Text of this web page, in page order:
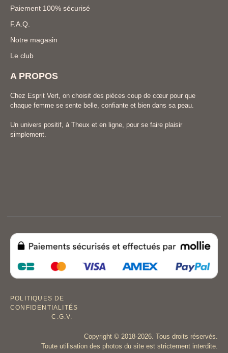
Paiement 100% sécurisé
F.A.Q.
Notre magasin
Le club
A PROPOS
Chez Esprit Vert, on choisit des pièces coup de cœur pour que
chaque femme se sente belle, confiante et bien dans sa peau.
Un univers positif, à Theux et en ligne, pour se faire plaisir
simplement.
POLITIQUES DE
CONFIDENTIALITÉS
C.G.V.
Copyright © 2018-2026. Tous droits réservés.
Toute utilisation des photos du site est strictement interdite.